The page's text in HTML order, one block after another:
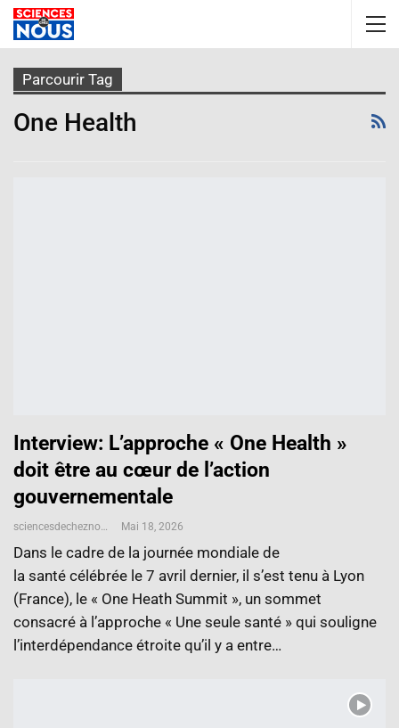
Parcourir Tag
One Health
Interview: L’approche « One Health »
doit être au cœur de l’action
gouvernementale
sciencesdecheznous@gmail.com Mai 18, 2026
Dans le cadre de la journée mondiale de
la santé célébrée le 7 avril dernier, il s’est tenu à Lyon
(France), le « One Heath Summit », un sommet
consacré à l’approche « Une seule santé » qui souligne
l’interdépendance étroite qu’il y a entre…